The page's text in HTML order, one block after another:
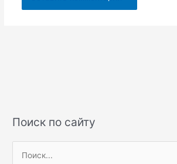
Поиск по сайту